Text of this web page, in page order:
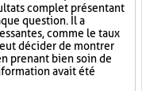
complet présentant
question. Il a
comme le taux
décider de montrer
prenant bien soin de
avait été